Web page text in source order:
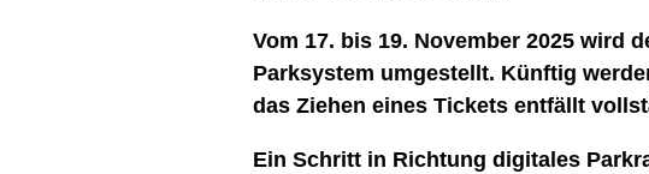
Vom 17. bis 19. November 2025 wird
Parksystem umgestellt. Künftig
das Ziehen eines Tickets entfällt
Ein Schritt in Richtung digitales